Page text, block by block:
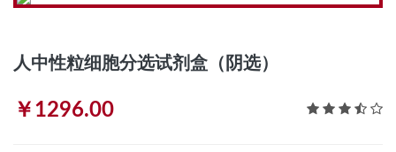
人中性粒细胞分选试剂盒（阴选）
￥1296.00